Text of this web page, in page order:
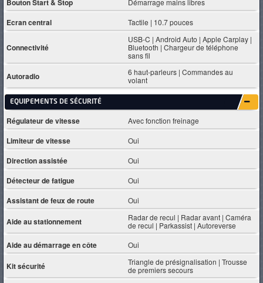
Bouton Start & Stop
Ecran central Tactile | 10.7 pouces
Connectivité
USB-C | Android Auto | Apple Carplay |
Bluetooth | Chargeur de téléphone
sans fil
Autoradio
6 haut-parleurs | Commandes au
volant
EQUIPEMENTS DE SÉCURITÉ
Régulateur de vitesse Avec fonction freinage
Limiteur de vitesse Oui
Direction assistée Oui
Détecteur de fatigue Oui
Assistant de feux de route Oui
Aide au stationnement
Radar de recul | Radar avant | Caméra
de recul | Parkassist | Autoreverse
Aide au démarrage en côte Oui
Kit sécurité
Triangle de présignalisation | Trousse
de premiers secours